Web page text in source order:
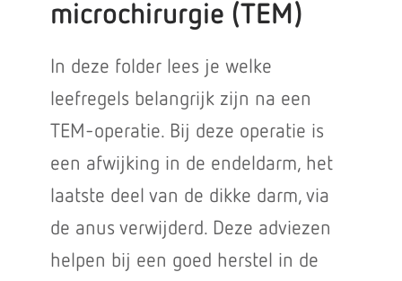
microchirurgie (TEM)
In deze folder lees je welke
leefregels belangrijk zijn na een
TEM-operatie. Bij deze operatie is
een afwijking in de endeldarm, het
laatste deel van de dikke darm, via
de anus verwijderd. Deze adviezen
helpen bij een goed herstel in de